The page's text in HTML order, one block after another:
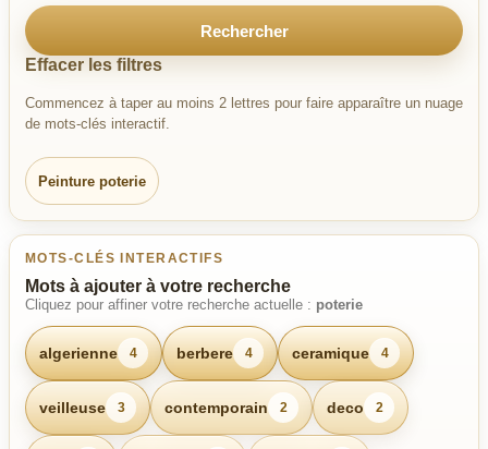
Rechercher
Effacer les filtres
Commencez à taper au moins 2 lettres pour faire apparaître un nuage
de mots-clés interactif.
Peinture poterie
MOTS-CLÉS INTERACTIFS
Mots à ajouter à votre recherche
Cliquez pour affiner votre recherche actuelle : poterie
algerienne 4 berbere 4 ceramique 4
veilleuse 3 contemporain 2 deco 2